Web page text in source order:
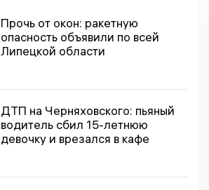
Прочь от окон: ракетную
опасность объявили по всей
Липецкой области
ДТП на Черняховского: пьяный
водитель сбил 15-летнюю
девочку и врезался в кафе